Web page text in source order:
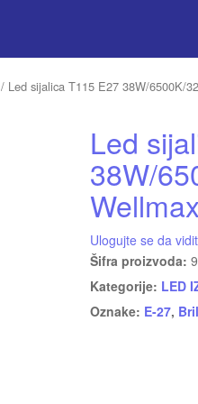
/ Led sijalica T115 E27 38W/6500K/
Led
38W/
Wellmax
Ulogujte se da
Šifra proizvoda:
Kategorije: LED
Oznake: E-27,